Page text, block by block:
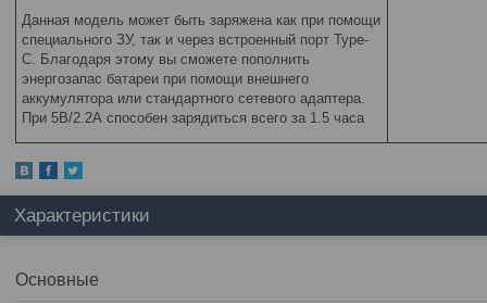
Данная модель может быть заряжена как при помощи
специального ЗУ, так и через встроенный порт Type-
C. Благодаря этому вы сможете пополнить
энергозапас батареи при помощи внешнего
аккумулятора или стандартного сетевого адаптера.
При 5В/2.2А способен зарядиться всего за 1.5 часа
Характеристики
Основные